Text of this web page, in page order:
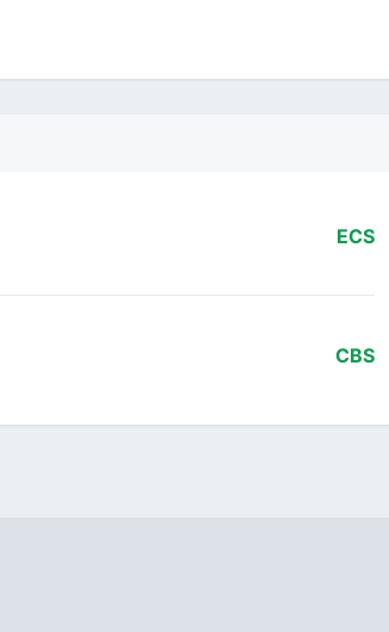
ECS
CBS